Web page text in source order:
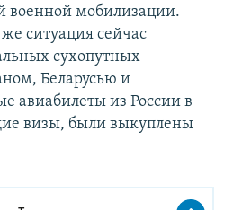
военной мобилизации.
ситуация сейчас
сухопутных
Беларусью и
авиабилеты из России в
визы, были выкуплены